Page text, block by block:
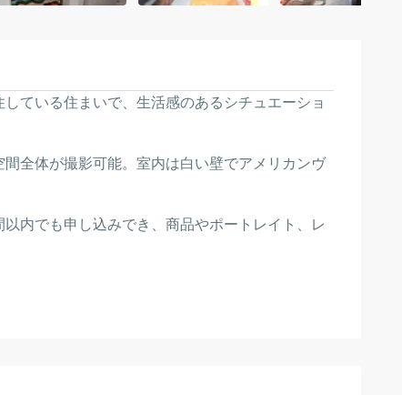
ている住まいで、生活感のあるシチュエーショ
全体が撮影可能。室内は白い壁でアメリカンヴ
内でも申し込みでき、商品やポートレイト、レ